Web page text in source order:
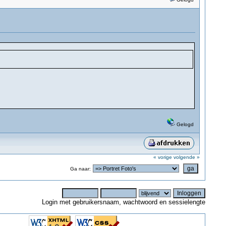
Gelogd
« vorige volgende »
Ga naar:
Login met gebruikersnaam, wachtwoord en sessielengte